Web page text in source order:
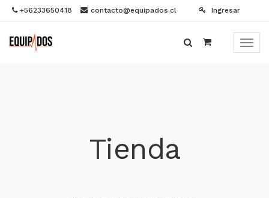
+56233650418 contacto@equipados.cl Ingresar
Menú
Tienda